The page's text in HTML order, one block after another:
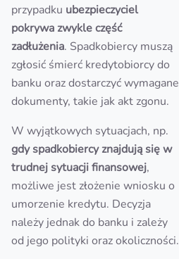
przypadku ubezpieczyciel
pokrywa zwykle część
zadłużenia. Spadkobiercy muszą
zgłosić śmierć kredytobiorcy do
banku oraz dostarczyć wymagane
dokumenty, takie jak akt zgonu.
W wyjątkowych sytuacjach, np.
gdy spadkobiercy znajdują się w
trudnej sytuacji finansowej,
możliwe jest złożenie wniosku o
umorzenie kredytu. Decyzja
należy jednak do banku i zależy
od jego polityki oraz okoliczności.